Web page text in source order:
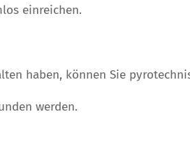
einreichen.
haben, können Sie
werden.